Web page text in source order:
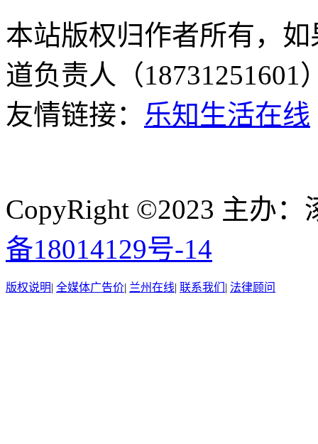
本站版权归作者所有，
道负责人（
友情链接： 乐知生活在线
CopyRight ©2023 主办
备18014129号-14
版权说明| 全媒体广告价| 兰州在线| 联系我们 | 法律顾问